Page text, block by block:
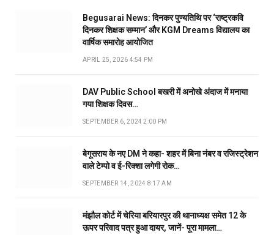
Begusarai News: दिनकर पुण्यतिथि पर ‘राष्ट्रकवि
दिनकर शिक्षक सम्मान’ और KGM Dreams विद्यालय का
वार्षिक समारोह आयोजित
APRIL 25, 2026 4:54 PM
DAV Public School बखरी में अनोखे अंदाज में मनाया
गया शिक्षक दिवस…
SEPTEMBER 6, 2024 2:00 PM
बेगूसराय के नए DM ने कहा- शहर में बिना नंबर व रजिस्ट्रेशन
वाले टेम्पो व ई-रिक्शा लगेगी रोक…
SEPTEMBER 14, 2024 8:17 AM
मंझौल कोर्ट में चेरिया बरियारपुर की थानाध्यक्ष समेत 12 के
ऊपर परिवाद पत्र हुआ दायर, जानें- पूरा मामला…